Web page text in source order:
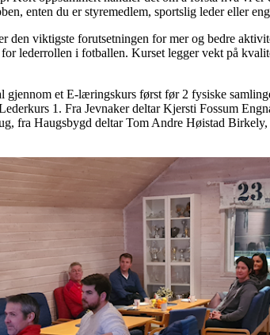
enten du er styremedlem, sportslig leder eller
den viktigste forutsetningen for mer og bedre
lederrollen i fotballen. Kurset legger vekt på
gjennom et E-læringskurs først før 2 fysiske
1. Fra Jevnaker deltar Kjersti Fossum
fra Haugsbygd deltar Tom Andre Høistad